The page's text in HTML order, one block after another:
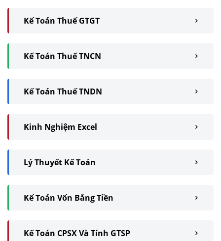
Kế Toán Thuế GTGT
Kế Toán Thuế TNCN
Kế Toán Thuế TNDN
Kinh Nghiệm Excel
Lý Thuyết Kế Toán
Kế Toán Vốn Bằng Tiền
Kế Toán CPSX Và Tính GTSP